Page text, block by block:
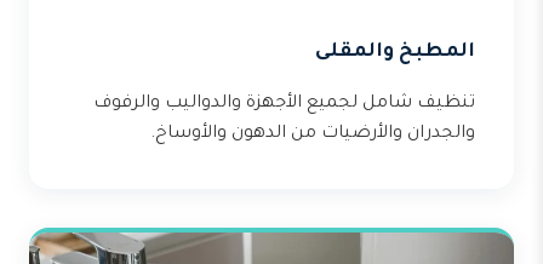
المطبخ والمقلى
تنظيف شامل لجميع الأجهزة والدواليب والرفوف
والجدران والأرضيات من الدهون والأوساخ.